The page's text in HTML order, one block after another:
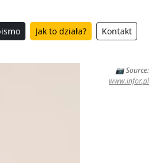
Jak to działa? Kontakt
📷 Source:
www.infor.pl